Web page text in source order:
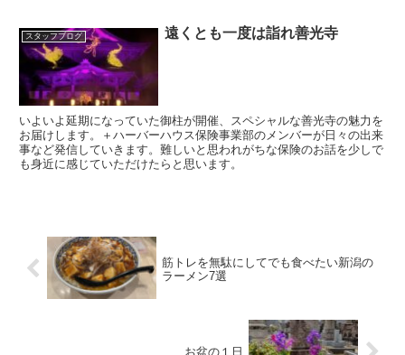
スタッフブログ 遠くとも一度は詣れ善光寺
いよいよ延期になっていた御柱が開催、スペシャルな善光寺の魅力を
お届けします。＋ハーバーハウス保険事業部のメンバーが日々の出来
事など発信していきます。難しいと思われがちな保険のお話を少しで
も身近に感じていただけたらと思います。
筋トレを無駄にしてでも食べたい新潟の
ラーメン7選
お盆の１日